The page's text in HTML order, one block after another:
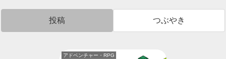
投稿 つぶやき
アドベンチャー・RPG